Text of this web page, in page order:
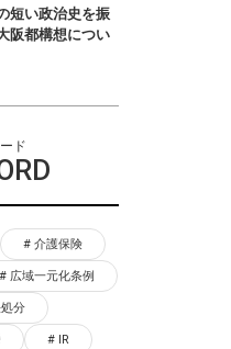
短い政治史を振
阪都構想につい
ド
介護保険
広域一元化条例
分
IR